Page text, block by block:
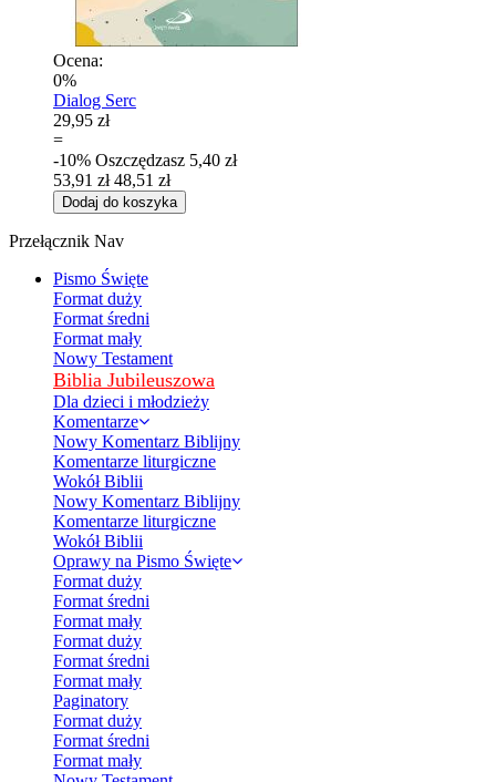
Ocena:
0%
Dialog Serc
29,95 zł
=
-10% Oszczędzasz 5,40 zł
53,91 zł 48,51 zł
Dodaj do koszyka
Przełącznik Nav
Pismo Święte
Format duży
Format średni
Format mały
Nowy Testament
Biblia Jubileuszowa
Dla dzieci i młodzieży
Komentarze
Nowy Komentarz Biblijny
Komentarze liturgiczne
Wokół Biblii
Nowy Komentarz Biblijny
Komentarze liturgiczne
Wokół Biblii
Oprawy na Pismo Święte
Format duży
Format średni
Format mały
Format duży
Format średni
Format mały
Paginatory
Format duży
Format średni
Format mały